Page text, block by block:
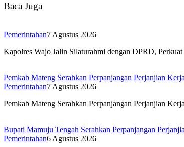
Baca Juga
Pemerintahan7 Agustus 2026
Kapolres Wajo Jalin Silaturahmi dengan DPRD,
Pemkab Mateng Serahkan Perpanjangan Perjanjian
Pemerintahan7 Agustus 2026
Pemkab Mateng Serahkan Perpanjangan Perjanjian
Bupati Mamuju Tengah Serahkan Perpanjangan
Pemerintahan6 Agustus 2026